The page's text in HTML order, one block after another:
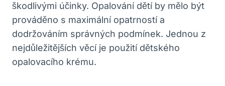
škodlivými účinky. Opalování dětí by mělo být
prováděno s maximální opatrností a
dodržováním správných podmínek. Jednou z
nejdůležitějších věcí je použití dětského
opalovacího krému.